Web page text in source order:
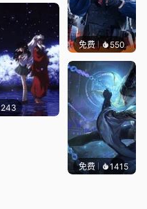
243
免费 550小鬼
免费 1415小佛